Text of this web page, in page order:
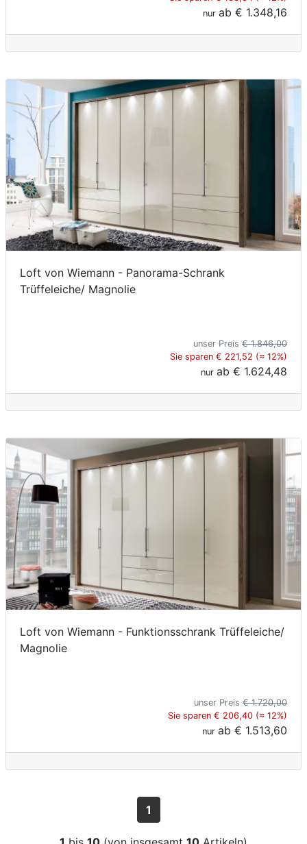
nur ab € 1.348,16
Loft von Wiemann - Panorama-Schrank
Trüffeleiche/ Magnolie
unser Preis € 1.846,00
Sie sparen € 221,52 (≈ 12%)
nur ab € 1.624,48
Loft von Wiemann - Funktionsschrank Trüffeleiche/
Magnolie
unser Preis € 1.720,00
Sie sparen € 206,40 (≈ 12%)
nur ab € 1.513,60
1